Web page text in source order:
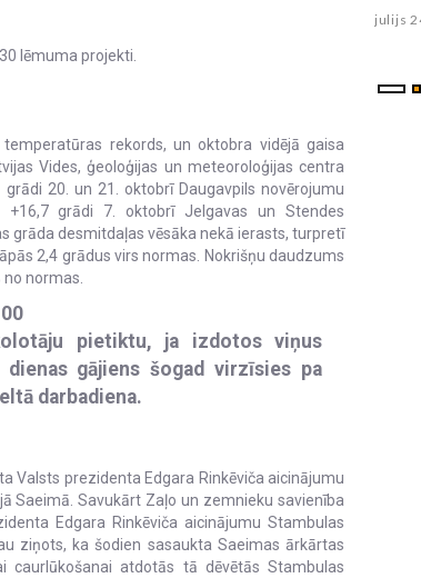
lēmuma projekti.
rekords, un oktobra vidējā gaisa
Vides, ģeoloģijas un meteoroloģijas centra
20. un 21. oktobrī Daugavpils novērojumu
grādi 7. oktobrī Jelgavas un Stendes
grāda desmitdaļas vēsāka nekā ierasts, turpretī
2,4 grādus virs normas. Nokrišņu daudzums
normas.
pietiktu, ja izdotos viņus
gājiens šogad virzīsies pa
darbadiena.
Valsts prezidenta Edgara Rinkēviča aicinājumu
Saeimā. Savukārt Zaļo un zemnieku savienība
Edgara Rinkēviča aicinājumu Stambulas
ziņots, ka šodien sasaukta Saeimas ārkārtas
atdotās tā dēvētās Stambulas
julijs